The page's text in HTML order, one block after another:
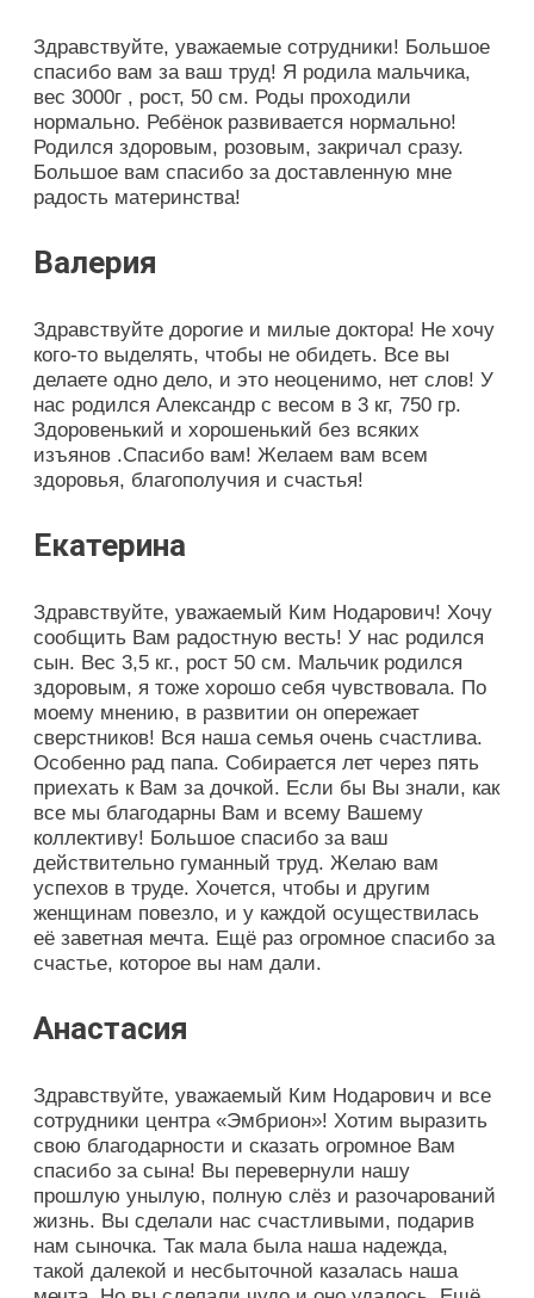
Здравствуйте, уважаемые сотрудники! Большое
спасибо вам за ваш труд! Я родила мальчика,
вес 3000г , рост, 50 см. Роды проходили
нормально. Ребёнок развивается нормально!
Родился здоровым, розовым, закричал сразу.
Большое вам спасибо за доставленную мне
радость материнства!
Валерия
Здравствуйте дорогие и милые доктора! Не хочу
кого-то выделять, чтобы не обидеть. Все вы
делаете одно дело, и это неоценимо, нет слов! У
нас родился Александр с весом в 3 кг, 750 гр.
Здоровенький и хорошенький без всяких
изъянов .Спасибо вам! Желаем вам всем
здоровья, благополучия и счастья!
Екатерина
Здравствуйте, уважаемый Ким Нодарович! Хочу
сообщить Вам радостную весть! У нас родился
сын. Вес 3,5 кг., рост 50 см. Мальчик родился
здоровым, я тоже хорошо себя чувствовала. По
моему мнению, в развитии он опережает
сверстников! Вся наша семья очень счастлива.
Особенно рад папа. Собирается лет через пять
приехать к Вам за дочкой. Если бы Вы знали, как
все мы благодарны Вам и всему Вашему
коллективу! Большое спасибо за ваш
действительно гуманный труд. Желаю вам
успехов в труде. Хочется, чтобы и другим
женщинам повезло, и у каждой осуществилась
её заветная мечта. Ещё раз огромное спасибо за
счастье, которое вы нам дали.
Анастасия
Здравствуйте, уважаемый Ким Нодарович и все
сотрудники центра «Эмбрион»! Хотим выразить
свою благодарности и сказать огромное Вам
спасибо за сына! Вы перевернули нашу
прошлую унылую, полную слёз и разочарований
жизнь. Вы сделали нас счастливыми, подарив
нам сыночка. Так мала была наша надежда,
такой далекой и несбыточной казалась наша